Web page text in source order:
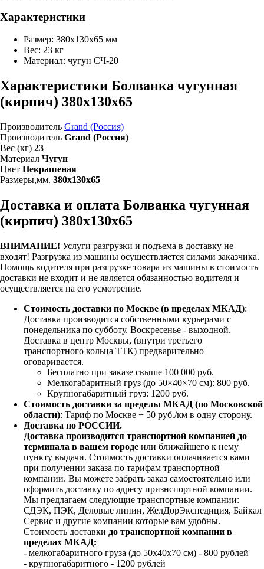
Характеристики
Размер: 380x130x65 мм
Вес: 23 кг
Материал: чугун СЧ-20
Характеристики Болванка чугунная
(кирпич) 380x130x65
Производитель Grand (Россия)
Производитель Grand (Россия)
Вес (кг) 23
Материал Чугун
Цвет Некрашеная
Размеры,мм. 380х130х65
Доставка и оплата Болванка чугунная
(кирпич) 380x130x65
ВНИМАНИЕ! Услуги разгрузки и подъема в доставку не
входят! Разгрузка из машины осуществляется силами заказчика.
Помощь водителя при разгрузке товара из машины в стоимость
доставки не входит и не является обязанностью водителя и
осуществляется на его усмотрение.
Стоимость доставки по Москве (в пределах МКАД):
Доставка производится собственными курьерами с
понедельника по субботу. Воскресенье - выходной.
Доставка в центр Москвы, (внутри третьего
транспортного кольца ТТК) предварительно
оговаривается.
Бесплатно при заказе свыше 100 000 руб.
Мелкогабаритный груз (до 50×40×70 см): 800 руб.
Крупногабаритный груз: 1200 руб.
Стоимость доставки за пределы МКАД (по Московской
области): Тариф по Москве + 50 руб./км в одну сторону.
Доставка по РОССИИ.
Доставка производится транспортной компанией до
терминала в вашем городе или ближайшего к нему
пункту выдачи. Стоимость доставки оплачивается вами
при получении заказа по тарифам транспортной
компании. Вы можете забрать заказ самостоятельно или
оформить доставку по адресу признспортной компании.
Мы предлагаем следующие транспортные компании:
СДЭК, ПЭК, Деловые линии, ЖелДорЭкспедиция, Байкал
Сервис и другие компании которые вам удобны.
Стоимость доставки до транспортной компании в
пределах МКАД:
- мелкогабаритного груза (до 50х40х70 см) - 800 рублей
- крупногабаритного - 1200 рублей